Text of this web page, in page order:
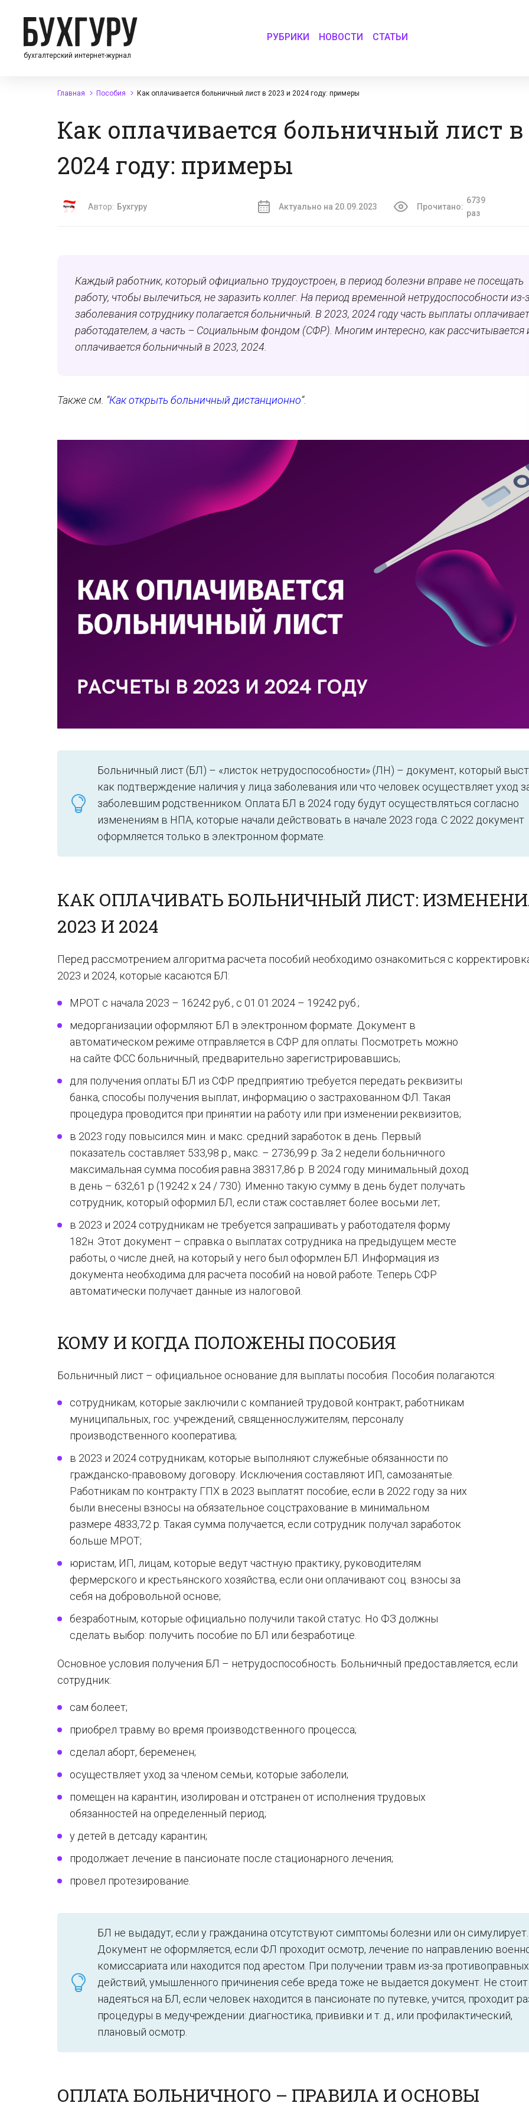
бухгалтерский интернет-журнал
РУБРИКИ НОВОСТИ СТАТЬИ
Главная Пособия Как оплачивается больничный лист в 2023 и 2024 году: примеры
Как оплачивается больничный лист в
2024 году: примеры
Автор: Бухгуру Актуально на 20.09.2023 Прочитано:
6739
раз
Каждый работник, который официально трудоустроен, в период болезни вправе не посещать
работу, чтобы вылечиться, не заразить коллег. На период временной нетрудоспособности из-
заболевания сотруднику полагается больничный. В 2023, 2024 году часть выплаты
работодателем, а часть – Социальным фондом (СФР). Многим интересно, как рассчитывается
оплачивается больничный в 2023, 2024.
Также см. “Как открыть больничный дистанционно“.
Больничный лист (БЛ) – «листок нетрудоспособности» (ЛН) – документ, который
как подтверждение наличия у лица заболевания или что человек осуществляет уход
заболевшим родственником. Оплата БЛ в 2024 году будут осуществляться согласно
изменениям в НПА, которые начали действовать в начале 2023 года. С 2022 документ
оформляется только в электронном формате.
КАК ОПЛАЧИВАТЬ БОЛЬНИЧНЫЙ ЛИСТ:
2023 И 2024
Перед рассмотрением алгоритма расчета пособий необходимо ознакомиться с
2023 и 2024, которые касаются БЛ:
МРОТ с начала 2023 – 16242 руб., с 01.01.2024 – 19242 руб.;
медорганизации оформляют БЛ в электронном формате. Документ в
автоматическом режиме отправляется в СФР для оплаты. Посмотреть можно
на сайте ФСС больничный, предварительно зарегистрировавшись;
для получения оплаты БЛ из СФР предприятию требуется передать реквизиты
банка, способы получения выплат, информацию о застрахованном ФЛ. Такая
процедура проводится при принятии на работу или при изменении реквизитов;
в 2023 году повысился мин. и макс. средний заработок в день. Первый
показатель составляет 533,98 р., макс. – 2736,99 р. За 2 недели больничного
максимальная сумма пособия равна 38317,86 р. В 2024 году минимальный доход
в день – 632,61 р (19242 х 24 / 730). Именно такую сумму в день будет получать
сотрудник, который оформил БЛ, если стаж составляет более восьми лет;
в 2023 и 2024 сотрудникам не требуется запрашивать у работодателя форму
182н. Этот документ – справка о выплатах сотрудника на предыдущем месте
работы, о числе дней, на который у него был оформлен БЛ. Информация из
документа необходима для расчета пособий на новой работе. Теперь СФР
автоматически получает данные из налоговой.
КОМУ И КОГДА ПОЛОЖЕНЫ ПОСОБИЯ
Больничный лист – официальное основание для выплаты пособия. Пособия полагаются:
сотрудникам, которые заключили с компанией трудовой контракт, работникам
муниципальных, гос. учреждений, священнослужителям, персоналу
производственного кооператива;
в 2023 и 2024 сотрудникам, которые выполняют служебные обязанности по
гражданско-правовому договору. Исключения составляют ИП, самозанятые.
Работникам по контракту ГПХ в 2023 выплатят пособие, если в 2022 году за них
были внесены взносы на обязательное соцстрахование в минимальном
размере 4833,72 р. Такая сумма получается, если сотрудник получал заработок
больше МРОТ;
юристам, ИП, лицам, которые ведут частную практику, руководителям
фермерского и крестьянского хозяйства, если они оплачивают соц. взносы за
себя на добровольной основе;
безработным, которые официально получили такой статус. Но ФЗ должны
сделать выбор: получить пособие по БЛ или безработице.
Основное условия получения БЛ – нетрудоспособность. Больничный предоставляется, если
сотрудник:
сам болеет;
приобрел травму во время производственного процесса;
сделал аборт, беременен;
осуществляет уход за членом семьи, которые заболели;
помещен на карантин, изолирован и отстранен от исполнения трудовых
обязанностей на определенный период;
у детей в детсаду карантин;
продолжает лечение в пансионате после стационарного лечения;
провел протезирование.
БЛ не выдадут, если у гражданина отсутствуют симптомы болезни или он симулирует.
Документ не оформляется, если ФЛ проходит осмотр, лечение по направлению
комиссариата или находится под арестом. При получении травм из-за противоправных
действий, умышленного причинения себе вреда тоже не выдается документ. Не стоит
надеяться на БЛ, если человек находится в пансионате по путевке, учится, проходит
процедуры в медучреждении: диагностика, прививки и т. д., или профилактический,
плановый осмотр.
ОПЛАТА БОЛЬНИЧНОГО – ПРАВИЛА И ОСНОВЫ